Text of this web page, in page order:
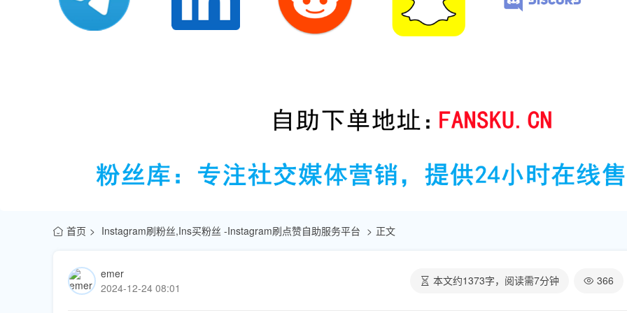
首页 Instagram刷粉丝,Ins买粉丝 -Instagram刷点赞自助服务平台 正文
emer
2024-12-24 08:01
本文约1373字，阅读需7分钟 366